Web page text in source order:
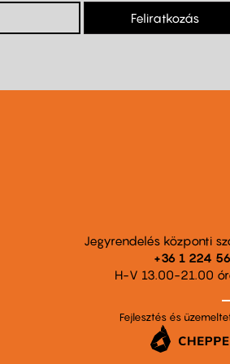
Feliratkozás
Jegyrendelés központi
+36 1 224
H-V 13.00-21.00
Fejlesztés és